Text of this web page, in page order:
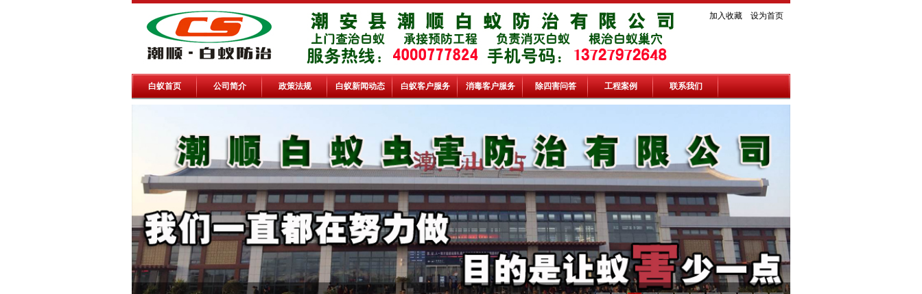
加入收藏 设为首页
白蚁首页 公司简介 政策法规 白蚁新闻动态 白蚁客户服务 消毒客户服务 除四害问答 工程案例 联系我们